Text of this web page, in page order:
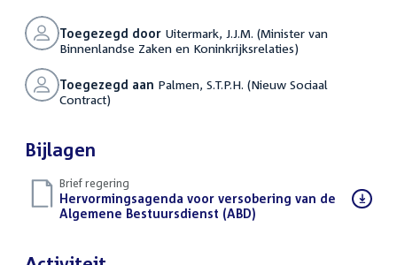
Toegezegd doorUitermark, J.J.M. (Minister van
Binnenlandse Zaken en Koninkrijksrelaties)
Toegezegd aan Palmen, S.T.P.H. (Nieuw Sociaal
Contract)
Bijlagen
Brief regering
Download
bestand:
Hervormingsagenda voor versobering van de
Algemene Bestuursdienst (ABD)